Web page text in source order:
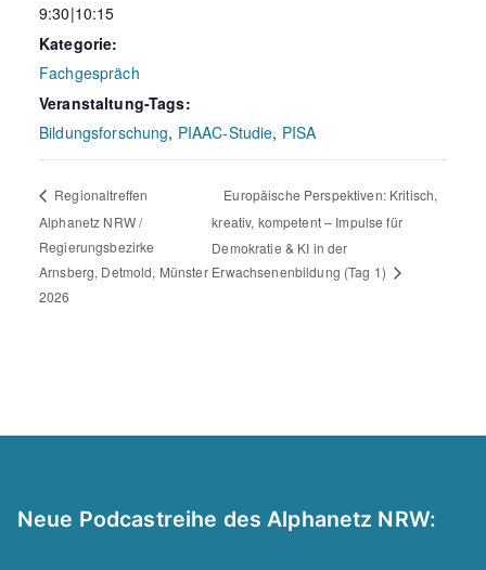
9:30|10:15
Kategorie:
Fachgespräch
Veranstaltung-Tags:
Bildungsforschung, PIAAC-Studie, PISA
Regionaltreffen
Alphanetz NRW /
Regierungsbezirke
Arnsberg, Detmold, Münster
2026
Europäische Perspektiven: Kritisch,
kreativ, kompetent – Impulse für
Demokratie & KI in der
Erwachsenenbildung (Tag 1)
Neue Podcastreihe des Alphanetz NRW: